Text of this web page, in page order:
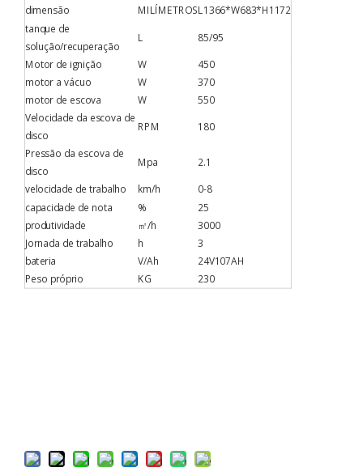
dimensão
MILÍMETROSL1366*W683*H1172
tanque de
solução/recuperação
L 85/95
Motor de ignição W 450
motor a vácuo W
370
motor de escova
W 550
Velocidade da escova de
disco
RPM 180
Pressão da escova de
disco
Mpa 2.1
velocidade de trabalho km/h
0-8
capacidade de nota
% 25
produtividade ㎡/h
3000
Jornada de trabalho
h 3
bateria V/Ah
24V107AH
Peso próprio
KG 230